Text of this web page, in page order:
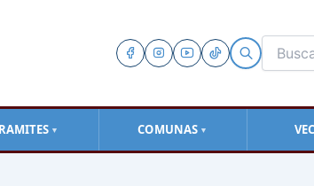
▼ COMUNAS ▼